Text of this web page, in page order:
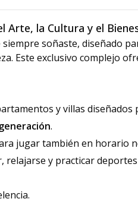
Arte, la Cultura y el
siempre soñaste, diseñado
Este exclusivo complejo
y villas diseñados
.
jugar también en horario
relajarse y practicar